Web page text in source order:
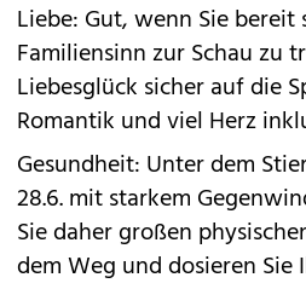
Liebe: Gut, wenn Sie bereit
Familiensinn zur Schau zu
Liebesglück sicher auf die
Romantik und viel Herz
Gesundheit: Unter dem
28.6. mit starkem
Sie daher großen
dem Weg und dosieren Sie